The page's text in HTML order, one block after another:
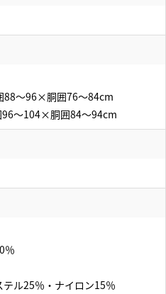
88～96×胴囲76～84cm
～104×胴囲84～94cm
％
ル25％・ナイロン15％